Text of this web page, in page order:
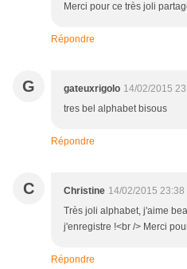
Merci pour ce très joli
Répondre
G gateuxrigolo 14/02/2015
tres bel alphabet bisous
Répondre
C Christine 14/02/2015 23:38
Très joli alphabet, j'aime
j'enregistre !<br /> Merci
Répondre